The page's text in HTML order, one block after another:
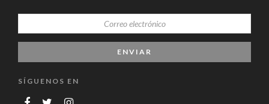
SÍGUENOS EN